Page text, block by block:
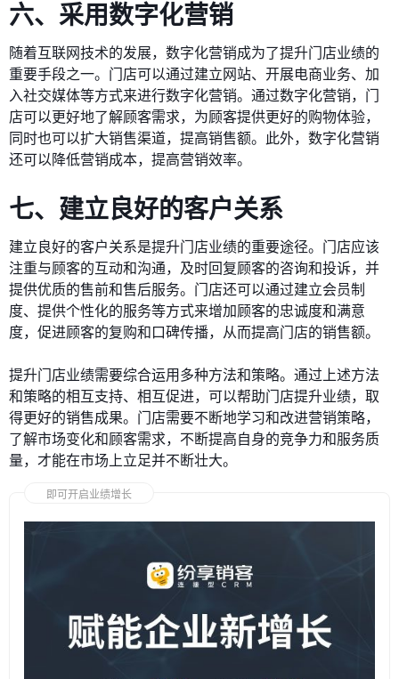
六、采用数字化营销
随着互联网技术的发展，数字化营销成为了提升门店业绩的
重要手段之一。门店可以通过建立网站、开展电商业务、加
入社交媒体等方式来进行数字化营销。通过数字化营销，门
店可以更好地了解顾客需求，为顾客提供更好的购物体验，
同时也可以扩大销售渠道，提高销售额。此外，数字化营销
还可以降低营销成本，提高营销效率。
七、建立良好的客户关系
建立良好的客户关系是提升门店业绩的重要途径。门店应该
注重与顾客的互动和沟通，及时回复顾客的咨询和投诉，并
提供优质的售前和售后服务。门店还可以通过建立会员制
度、提供个性化的服务等方式来增加顾客的忠诚度和满意
度，促进顾客的复购和口碑传播，从而提高门店的销售额。
提升门店业绩需要综合运用多种方法和策略。通过上述方法
和策略的相互支持、相互促进，可以帮助门店提升业绩，取
得更好的销售成果。门店需要不断地学习和改进营销策略，
了解市场变化和顾客需求，不断提高自身的竞争力和服务质
量，才能在市场上立足并不断壮大。
即可开启业绩增长